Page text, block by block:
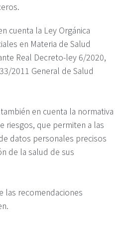
cuenta la Ley Orgánica
en Materia de Salud
Real Decreto-ley 6/2020,
2011 General de Salud
en cuenta la normativa
riesgos, que permiten a las
datos personales precisos
de la salud de sus
las recomendaciones